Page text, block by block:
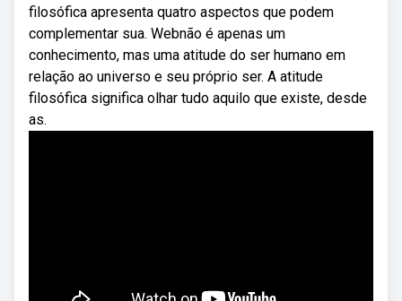
filosófica apresenta quatro aspectos que podem
complementar sua. Webnão é apenas um
conhecimento, mas uma atitude do ser humano em
relação ao universo e seu próprio ser. A atitude
filosófica significa olhar tudo aquilo que existe, desde
as.